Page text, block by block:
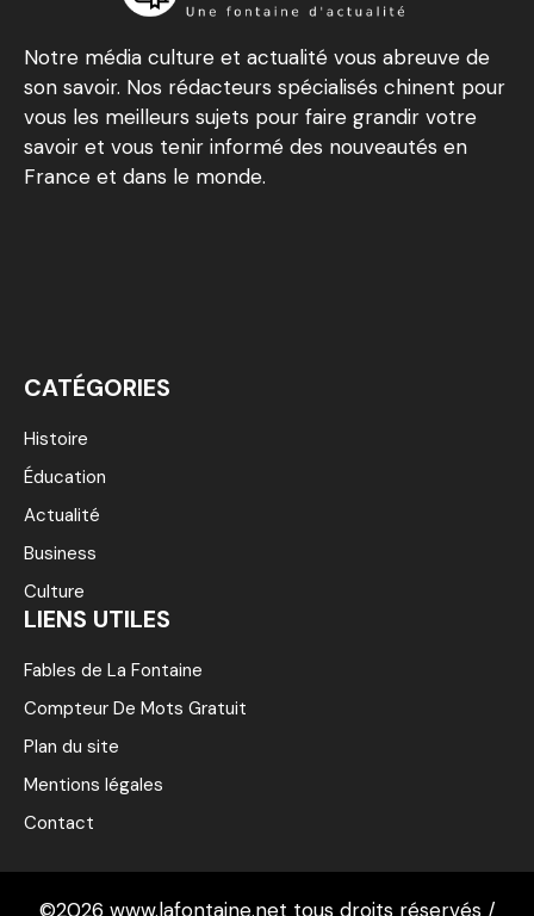
Notre média culture et actualité vous abreuve de
son savoir. Nos rédacteurs spécialisés chinent pour
vous les meilleurs sujets pour faire grandir votre
savoir et vous tenir informé des nouveautés en
France et dans le monde.
CATÉGORIES
Histoire
Éducation
Actualité
Business
Culture
LIENS UTILES
Fables de La Fontaine
Compteur De Mots Gratuit
Plan du site
Mentions légales
Contact
©2026 www.lafontaine.net tous droits réservés /